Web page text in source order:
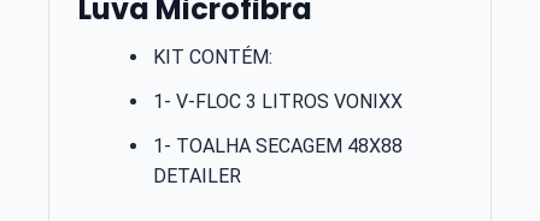
Luva Microfibra
KIT CONTÉM:
1- V-FLOC 3 LITROS VONIXX
1- TOALHA SECAGEM 48X88
DETAILER